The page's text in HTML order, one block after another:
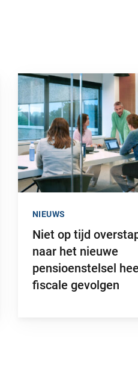
factor kan zijn in je bedrijf”
Ga naar “Niet op tijd
Niet op tijd
naar het nieuwe
pensioenstelsel
fiscale gevolgen
NIEUWS